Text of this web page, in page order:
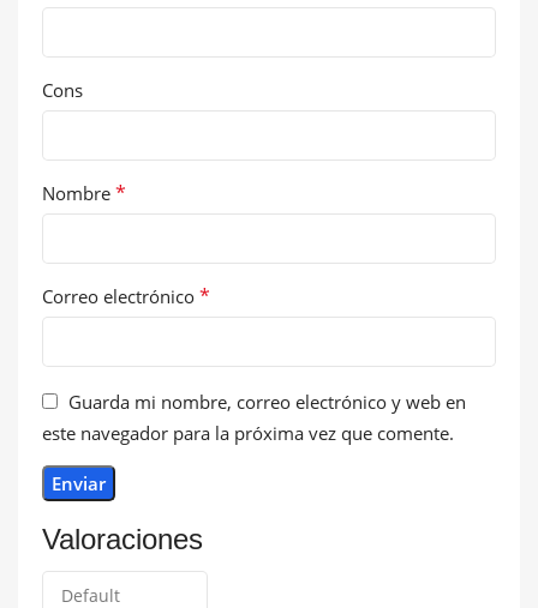
Valoraciones
Cons
Nombre *
Correo electrónico *
Guarda mi nombre, correo electrónico y web en
este navegador para la próxima vez que comente.